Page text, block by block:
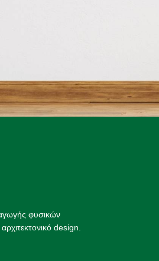
φυσικών
design.